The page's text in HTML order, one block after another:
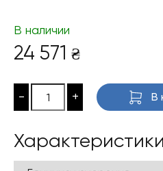
В наличии
24 571 ₴
- + В
Характеристики